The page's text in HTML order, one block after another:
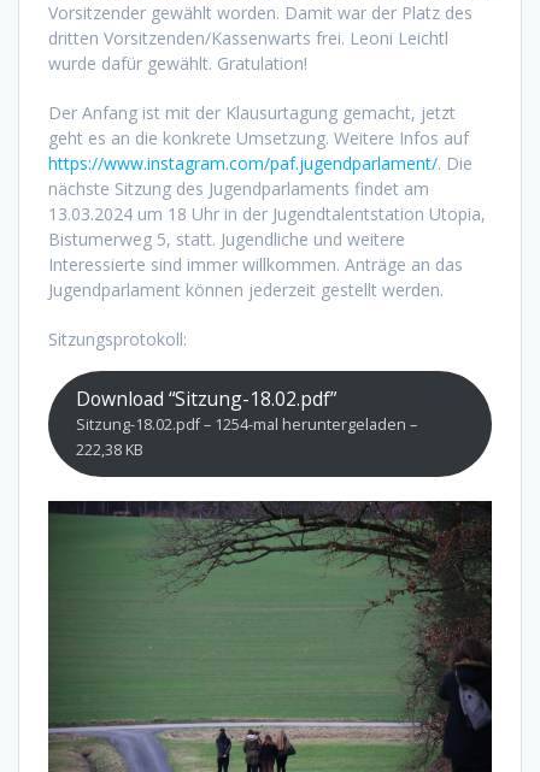
Vorsitzender gewählt worden. Damit war der Platz des
dritten Vorsitzenden/Kassenwarts frei. Leoni Leichtl
wurde dafür gewählt. Gratulation!
Der Anfang ist mit der Klausurtagung gemacht, jetzt
geht es an die konkrete Umsetzung. Weitere Infos auf
https://www.instagram.com/paf.jugendparlament/. Die
nächste Sitzung des Jugendparlaments findet am
13.03.2024 um 18 Uhr in der Jugendtalentstation Utopia,
Bistumerweg 5, statt. Jugendliche und weitere
Interessierte sind immer willkommen. Anträge an das
Jugendparlament können jederzeit gestellt werden.
Sitzungsprotokoll:
Download “Sitzung-18.02.pdf”
Sitzung-18.02.pdf – 1254-mal heruntergeladen –
222,38 KB